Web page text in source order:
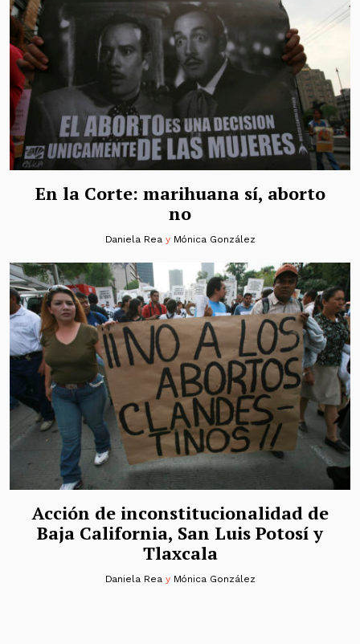
En la Corte: marihuana sí, aborto
no
Daniela Reay Mónica González
Acción de inconstitucionalidad de
Baja California, San Luis Potosí y
Tlaxcala
Daniela Reay Mónica González